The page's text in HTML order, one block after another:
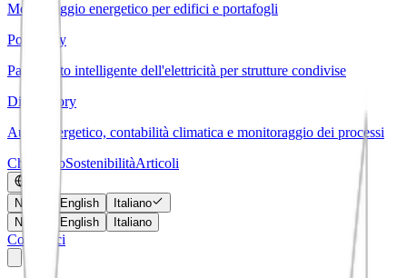
Monitoraggio energetico per edifici e portafogli
PowerPay
Pagamento intelligente dell'elettricità per strutture condivise
DigiFactory
Audit energetico, contabilità climatica e monitoraggio dei processi
Chi siamoSostenibilitàArticoli
Norsk English
Italiano
Norsk
English Italiano
Contattaci